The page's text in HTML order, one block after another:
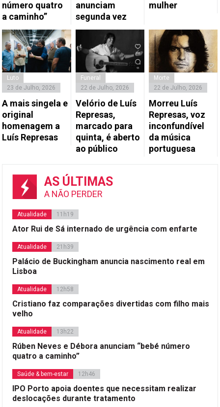
número quatro
a caminho”
anunciam
segunda vez
mulher
Luto
23 de Julho, 2026
A mais singela e
original
homenagem a
Luís Represas
Funeral
22 de Julho, 2026
Velório de Luís
Represas,
marcado para
quinta, é aberto
ao público
Morte
22 de Julho, 2026
Morreu Luís
Represas, voz
inconfundível
da música
portuguesa
AS ÚLTIMAS
A NÃO PERDER
Atualidade 11h19
Ator Rui de Sá internado de urgência com enfarte
Atualidade 21h39
Palácio de Buckingham anuncia nascimento real em
Lisboa
Atualidade 12h58
Cristiano faz comparações divertidas com filho mais
velho
Atualidade 13h22
Rúben Neves e Débora anunciam “bebé número
quatro a caminho”
Saúde & bem-estar 12h46
IPO Porto apoia doentes que necessitam realizar
deslocações durante tratamento